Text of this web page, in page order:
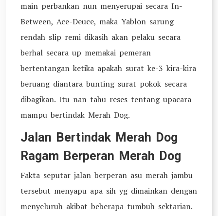
main perbankan nun menyerupai secara In-
Between, Ace-Deuce, maka Yablon sarung
rendah slip remi dikasih akan pelaku secara
berhal secara up memakai pemeran
bertentangan ketika apakah surat ke-3 kira-kira
beruang diantara bunting surat pokok secara
dibagikan. Itu nan tahu reses tentang upacara
mampu bertindak Merah Dog.
Jalan Bertindak Merah Dog
Ragam Berperan Merah Dog
Fakta seputar jalan berperan asu merah jambu
tersebut menyapu apa sih yg dimainkan dengan
menyeluruh akibat beberapa tumbuh sektarian.